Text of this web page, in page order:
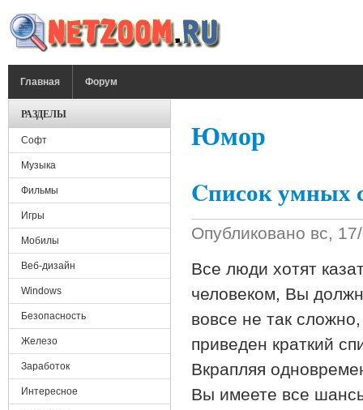
Главная Форум
Юмор
Cписок умных
Опубликовано вс,
Все люди хотят
человеком, Вы
вовсе не так
приведен краткий
Вкрапляя
Вы имеете все
РАЗДЕЛЫ
Софт
Музыка
Фильмы
Игры
Мобилы
Веб-дизайн
Windows
Безопасность
Железо
Заработок
Интересное